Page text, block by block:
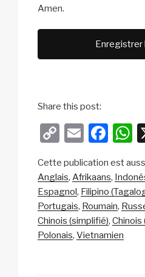
Amen.
Enregistrer
Share this post:
C
p
y
Li
n
E
ail
F
c
e
b
o
s
p
Cette publication est
Anglais Afrikaans
Espagnol Filipino
Portugais Roumain
Chinois (simplifié) Chinois
Polonais Vietnamien